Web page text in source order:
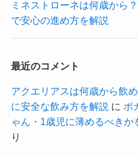
ミネストローネは何歳から
で安心の進め方を解説
最近のコメント
アクエリアスは何歳から飲
に安全な飲み方を解説 に ポ
ゃん・1歳児に薄めるべき
り